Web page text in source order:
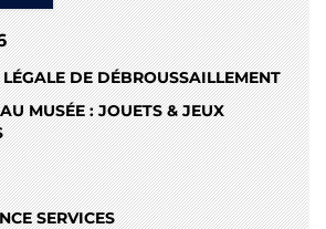
DE DÉBROUSSAILLEMENT
MUSÉE : JOUETS & JEUX
SERVICES